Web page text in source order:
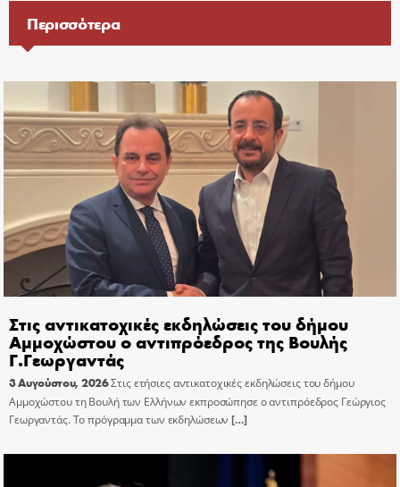
Περισσότερα
Στις αντικατοχικές εκδηλώσεις του δήμου
Αμμοχώστου ο αντιπρόεδρος της Βουλής
Γ.Γεωργαντάς
3 Αυγούστου, 2026Στις ετήσιες αντικατοχικές εκδηλώσεις του δήμου
Αμμοχώστου τη Βουλή των Ελλήνων εκπροσώπησε ο αντιπρόεδρος Γεώργιος
Γεωργαντάς. Το πρόγραμμα των εκδηλώσεων […]